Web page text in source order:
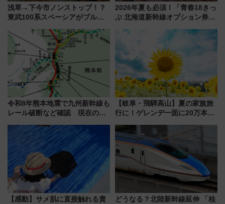
浅草→下今市ノンストップ！？
東武100系スペーシアがブルー
ー当時の停車駅」を再現 運転
時刻や特急券の買い方を紹介
2026年夏も必須！「青春18きっ
ぷ 北海道新幹線オプション券」
の罠
令和8年熊本地震で九州新幹線も
レール破断など確認 現在の運
【岐阜・飛騨高山】夏の家族旅
行に！ゲレンデ一面に20万本の
アひまわり園」開園
【感動】サメ肌に直接触れる貴
どうなる？北陸新幹線延伸 「桂